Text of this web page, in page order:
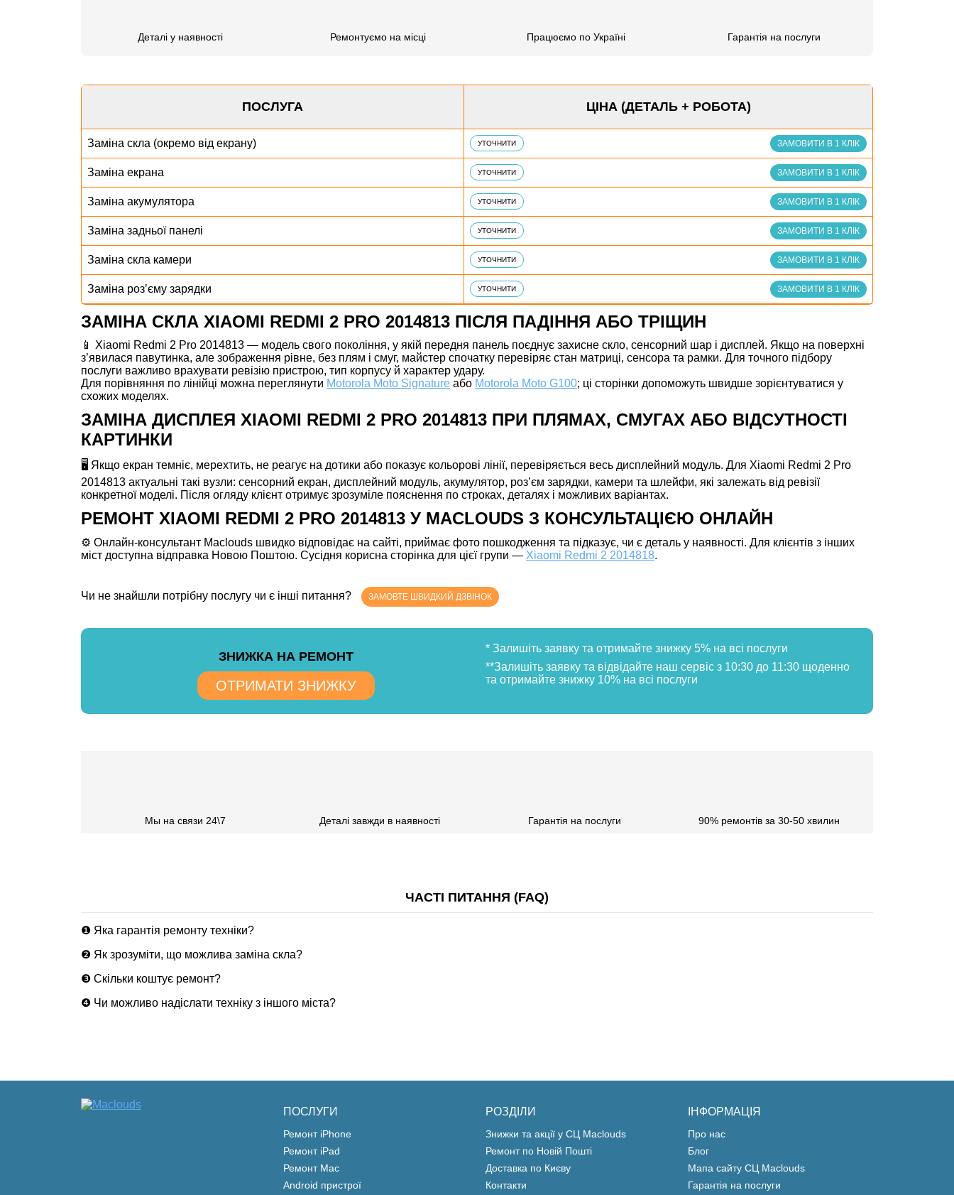
Деталі у наявності Ремонтуємо на місці Працюємо по Україні Гарантія на послуги
ПОСЛУГА ЦІНА (ДЕТАЛЬ + РОБОТА)
Заміна скла (окремо від екрану) УТОЧНИТИ ЗАМОВИТИ В 1 КЛІК
Заміна екрана УТОЧНИТИ ЗАМОВИТИ В 1 КЛІК
Заміна акумулятора УТОЧНИТИ ЗАМОВИТИ В 1 КЛІК
Заміна задньої панелі УТОЧНИТИ ЗАМОВИТИ В 1 КЛІК
Заміна скла камери УТОЧНИТИ ЗАМОВИТИ В 1 КЛІК
Заміна роз’єму зарядки УТОЧНИТИ ЗАМОВИТИ В 1 КЛІК
ЗАМІНА СКЛА XIAOMI REDMI 2 PRO 2014813 ПІСЛЯ ПАДІННЯ АБО ТРІЩИН
📱 Xiaomi Redmi 2 Pro 2014813 — модель свого покоління, у якій передня панель поєднує захисне скло, сенсорний шар і дисплей. Якщо на поверхні
з’явилася павутинка, але зображення рівне, без плям і смуг, майстер спочатку перевіряє стан матриці, сенсора та рамки. Для точного підбору
послуги важливо врахувати ревізію пристрою, тип корпусу й характер удару.
Для порівняння по лінійці можна переглянути Motorola Moto Signature або Motorola Moto G100; ці сторінки допоможуть швидше зорієнтуватися у
схожих моделях.
ЗАМІНА ДИСПЛЕЯ XIAOMI REDMI 2 PRO 2014813 ПРИ ПЛЯМАХ, СМУГАХ АБО ВІДСУТНОСТІ
КАРТИНКИ
🖥️ Якщо екран темніє, мерехтить, не реагує на дотики або показує кольорові лінії, перевіряється весь дисплейний модуль. Для Xiaomi Redmi 2 Pro
2014813 актуальні такі вузли: сенсорний екран, дисплейний модуль, акумулятор, роз’єм зарядки, камери та шлейфи, які залежать від ревізії
конкретної моделі. Після огляду клієнт отримує зрозуміле пояснення по строках, деталях і можливих варіантах.
РЕМОНТ XIAOMI REDMI 2 PRO 2014813 У MACLOUDS З КОНСУЛЬТАЦІЄЮ ОНЛАЙН
⚙️ Онлайн-консультант Maclouds швидко відповідає на сайті, приймає фото пошкодження та підказує, чи є деталь у наявності. Для клієнтів з інших
міст доступна відправка Новою Поштою. Сусідня корисна сторінка для цієї групи — Xiaomi Redmi 2 2014818.
Чи не знайшли потрібну послугу чи є інші питання? ЗАМОВТЕ ШВИДКИЙ ДЗВІНОК
ЗНИЖКА НА РЕМОНТ
ОТРИМАТИ ЗНИЖКУ
* Залишіть заявку та отримайте знижку 5% на всі послуги
**Залишіть заявку та відвідайте наш сервіс з 10:30 до 11:30 щоденно
та отримайте знижку 10% на всі послуги
Мы на связи 24\7 Деталі завжди в наявності Гарантія на послуги 90% ремонтів за 30-50 хвилин
ЧАСТІ ПИТАННЯ (FAQ)
❶ Яка гарантія ремонту техніки?
❷ Як зрозуміти, що можлива заміна скла?
❸ Скільки коштує ремонт?
❹ Чи можливо надіслати техніку з іншого міста?
ПОСЛУГИ
Ремонт iPhone
Ремонт iPad
Ремонт Mac
Android пристрої
РОЗДІЛИ
Знижки та акції у СЦ Maclouds
Ремонт по Новій Пошті
Доставка по Києву
Контакти
ІНФОРМАЦІЯ
Про нас
Блог
Мапа сайту СЦ Maclouds
Гарантія на послуги